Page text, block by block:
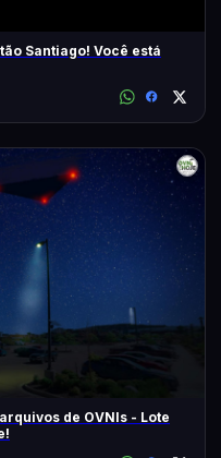
Santiago! Você está
de OVNIs - Lote